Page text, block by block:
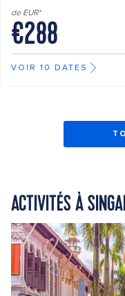
de EUR*
€288
VOIR 10 DATES
ACTIVITÉS À